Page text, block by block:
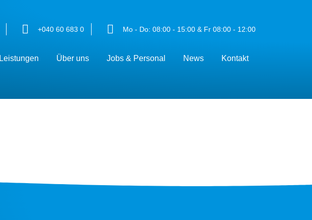
+040 60 683 0 Mo - Do: 08:00 - 15:00 & Fr 08:00 - 12:00
Leistungen Über uns Jobs & Personal News Kontakt